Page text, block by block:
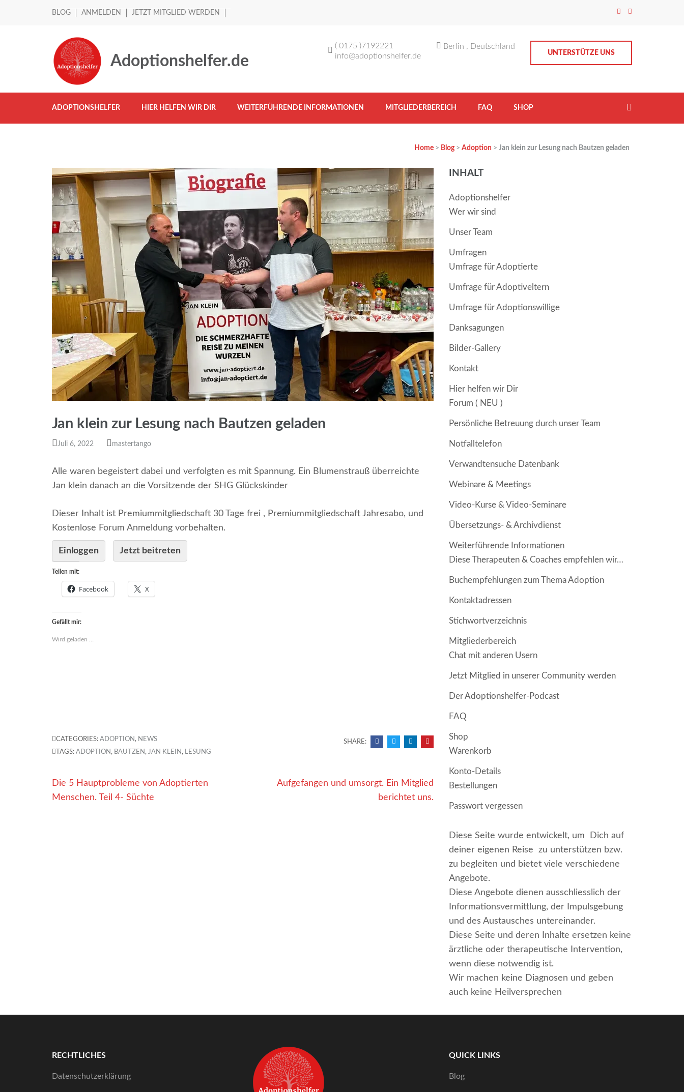
BLOG ANMELDEN JETZT MITGLIED WERDEN
Adoptionshelfer.de UNTERSTÜTZE UNS
Berlin , Deutschland
( 0175 )7192221
info@adoptionshelfer.de
ADOPTIONSHELFER HIER HELFEN WIR DIR WEITERFÜHRENDE INFORMATIONEN MITGLIEDERBEREICH FAQ SHOP
Home > Blog > Adoption > Jan klein zur Lesung nach Bautzen geladen
Jan klein zur Lesung nach Bautzen geladen
Juli 6, 2022 mastertango
Alle waren begeistert dabei und verfolgten es mit Spannung. Ein Blumenstrauß überreichte
Jan klein danach an die Vorsitzende der SHG Glückskinder
Dieser Inhalt ist Premiummitgliedschaft 30 Tage frei , Premiummitgliedschaft Jahresabo, und
Kostenlose Forum Anmeldung vorbehalten.
Einloggen Jetzt beitreten
Teilen mit:
Facebook X
Gefällt mir:
Wird geladen …
CATEGORIES: ADOPTION, NEWS
TAGS: ADOPTION, BAUTZEN, JAN KLEIN, LESUNG
SHARE:
Beitragsnavigation
Die 5 Hauptprobleme von Adoptierten
Menschen. Teil 4- Süchte
Aufgefangen und umsorgt. Ein Mitglied
berichtet uns.
INHALT
Adoptionshelfer
Wer wir sind
Unser Team
Umfragen
Umfrage für Adoptierte
Umfrage für Adoptiveltern
Umfrage für Adoptionswillige
Danksagungen
Bilder-Gallery
Kontakt
Hier helfen wir Dir
Forum ( NEU )
Persönliche Betreuung durch unser Team
Notfalltelefon
Verwandtensuche Datenbank
Webinare & Meetings
Video-Kurse & Video-Seminare
Übersetzungs- & Archivdienst
Weiterführende Informationen
Diese Therapeuten & Coaches empfehlen wir…
Buchempfehlungen zum Thema Adoption
Kontaktadressen
Stichwortverzeichnis
Mitgliederbereich
Chat mit anderen Usern
Jetzt Mitglied in unserer Community werden
Der Adoptionshelfer-Podcast
FAQ
Shop
Warenkorb
Konto-Details
Bestellungen
Passwort vergessen
Diese Seite wurde entwickelt, um Dich auf
deiner eigenen Reise zu unterstützen bzw.
zu begleiten und bietet viele verschiedene
Angebote.
Diese Angebote dienen ausschliesslich der
Informationsvermittlung, der Impulsgebung
und des Austausches untereinander.
Diese Seite und deren Inhalte ersetzen keine
ärztliche oder therapeutische Intervention,
wenn diese notwendig ist.
Wir machen keine Diagnosen und geben
auch keine Heilversprechen
RECHTLICHES
Datenschutzerklärung
QUICK LINKS
Blog